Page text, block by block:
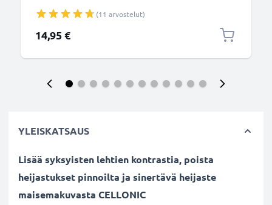
vastavalosuoja tuotemerkiltä CELLONIC
(11 arvostelut)
14,95 €
YLEISKATSAUS
Lisää syksyisten lehtien kontrastia, poista
heijastukset pinnoilta ja sinertävä heijaste
maisemakuvasta CELLONIC